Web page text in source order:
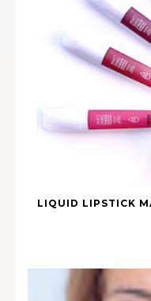
LIQUID LIPSTICK